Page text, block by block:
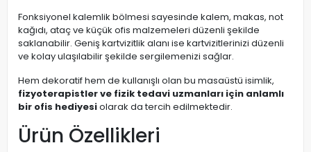
Fonksiyonel kalemlik bölmesi sayesinde kalem, makas, not
kağıdı, ataç ve küçük ofis malzemeleri düzenli şekilde
saklanabilir. Geniş kartvizitlik alanı ise kartvizitlerinizi düzenli
ve kolay ulaşılabilir şekilde sergilemenizi sağlar.
Hem dekoratif hem de kullanışlı olan bu masaüstü isimlik,
fizyoterapistler ve fizik tedavi uzmanları için anlamlı
bir ofis hediyesiolarak da tercih edilmektedir.
Ürün Özellikleri